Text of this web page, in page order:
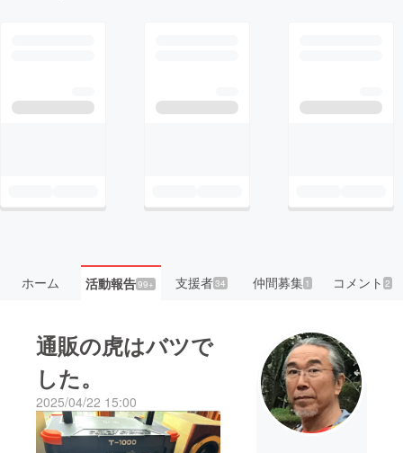
ホーム 活動報告99+ 支援者34 仲間募集 1 コメント 2
通販の虎はバツで
した。
2025/04/22 15:00